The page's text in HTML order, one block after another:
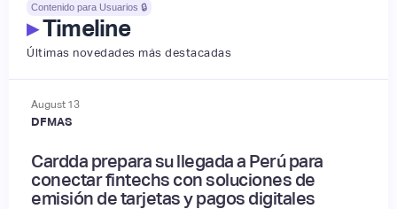
Contenido para Usuarios 🔒
▸Timeline
Últimas novedades más destacadas
August 13
DFMAS
Cardda prepara su llegada a Perú para
conectar fintechs con soluciones de
emisión de tarjetas y pagos digitales